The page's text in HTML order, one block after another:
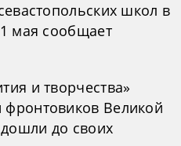
школ в
мая сообщает
и творчества»
Великой
до своих